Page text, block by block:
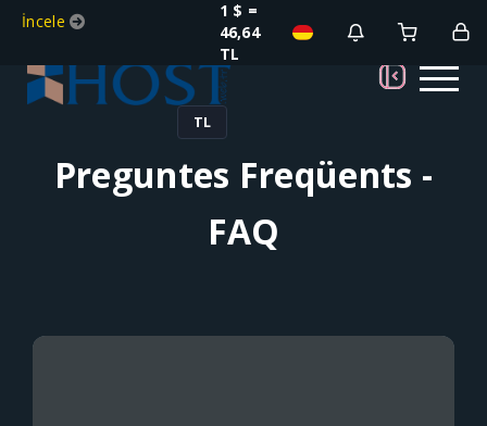
İncele
1 $ =
46,64
TL
TL
Preguntes Freqüents -
FAQ